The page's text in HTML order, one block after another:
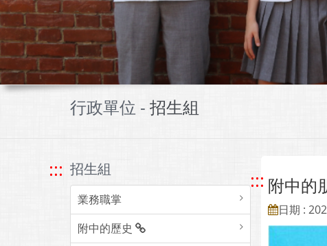
行政單位 - 招生組
::: 招生組
業務職掌
附中的歷史
::: 附中的
日期 :